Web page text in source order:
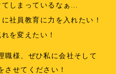
しまっているなぁ…
社員教育に力を入れたい！
を変えたい！
職様、ぜひ私に会社そして
させてください！